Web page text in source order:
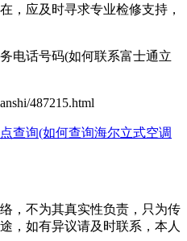
，应及时寻求专业检修支持，
电话号码(如何联系富士通立
487215.html
查询(如何查询海尔立式空调
，不为其真实性负责，只为传
，如有异议请及时联系，本人